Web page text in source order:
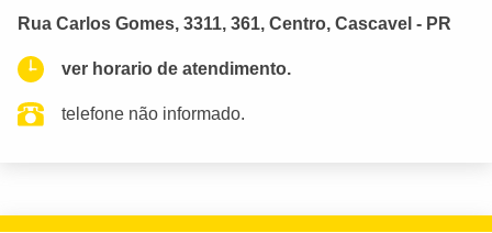
Rua Carlos Gomes, 3311, 361, Centro, Cascavel - PR
ver horario de atendimento.
telefone não informado.